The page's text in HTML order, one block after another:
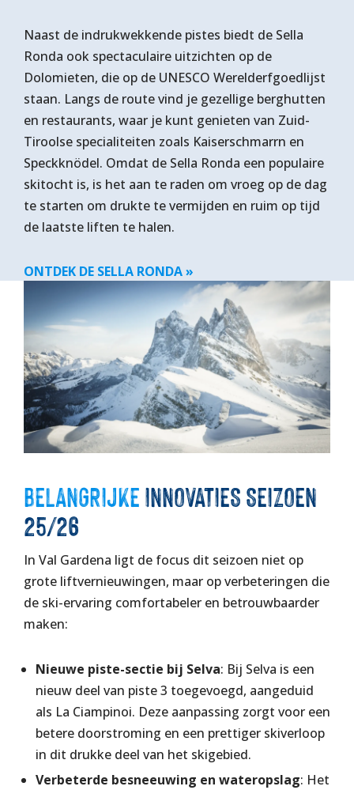
Naast de indrukwekkende pistes biedt de Sella
Ronda ook spectaculaire uitzichten op de
Dolomieten, die op de UNESCO Werelderfgoedlijst
staan. Langs de route vind je gezellige berghutten
en restaurants, waar je kunt genieten van Zuid-
Tiroolse specialiteiten zoals Kaiserschmarrn en
Speckknödel. Omdat de Sella Ronda een populaire
skitocht is, is het aan te raden om vroeg op de dag
te starten om drukte te vermijden en ruim op tijd
de laatste liften te halen.
ONTDEK DE SELLA RONDA »
BELANGRIJKE INNOVATIES SEIZOEN
25/26
In Val Gardena ligt de focus dit seizoen niet op
grote liftvernieuwingen, maar op verbeteringen die
de ski-ervaring comfortabeler en betrouwbaarder
maken:
Nieuwe piste-sectie bij Selva: Bij Selva is een
nieuw deel van piste 3 toegevoegd, aangeduid
als La Ciampinoi. Deze aanpassing zorgt voor een
betere doorstroming en een prettiger skiverloop
in dit drukke deel van het skigebied.
Verbeterde besneeuwing en wateropslag: Het